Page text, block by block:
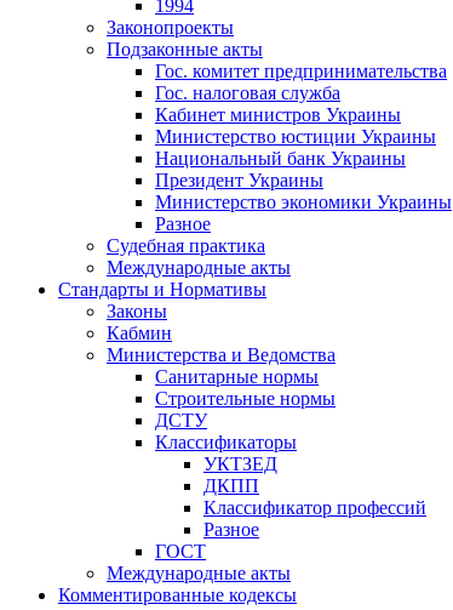
1994
Законопроекты
Подзаконные акты
Гос. комитет предпринимательства
Гос. налоговая служба
Кабинет министров Украины
Министерство юстиции Украины
Национальный банк Украины
Президент Украины
Министерство экономики Украины
Разное
Судебная практика
Международные акты
Стандарты и Нормативы
Законы
Кабмин
Министерства и Ведомства
Санитарные нормы
Строительные нормы
ДСТУ
Классификаторы
УКТЗЕД
ДКПП
Классификатор профессий
Разное
ГОСТ
Международные акты
Комментированные кодексы